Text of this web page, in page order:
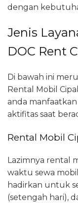
dengan
Jenis
DOC Rent
Di bawah ini
Rental Mobil
anda
aktifitas saat
Rental Mobil
Lazimnya rental
waktu sewa
hadirkan untuk
(setengah hari),